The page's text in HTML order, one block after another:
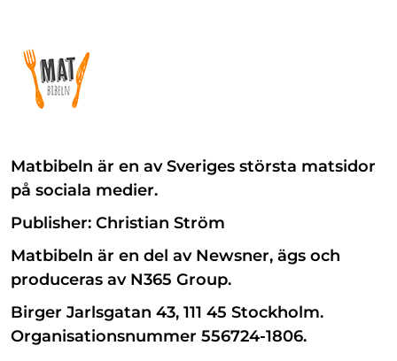
Matbibeln är en av Sveriges största matsidor
på sociala medier.
Publisher: Christian Ström
Matbibeln är en del av Newsner, ägs och
produceras av N365 Group.
Birger Jarlsgatan 43, 111 45 Stockholm.
Organisationsnummer 556724-1806.